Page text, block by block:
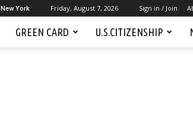
New York Friday, August 7, 2026 Sign in / Join
GREEN CARD U.S.CITIZENSHIP